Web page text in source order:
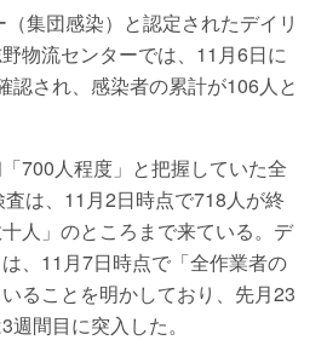
集団感染）と認定されたデイリ
物流センターでは、11月6日に
認され、感染者の累計が106人と
700人程度」と把握していた全
は、11月2日時点で718人が終
人」のところまで来ている。デ
、11月7日時点で「全作業者の
ることを明かしており、先月23
間目に突入した。